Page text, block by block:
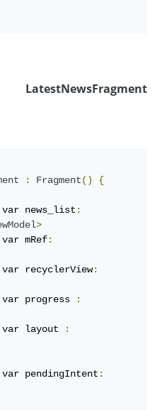
LatestNewsFragment
: Fragment() {
news_list:
>
mRef:
recyclerView:
progress :
layout :
pendingIntent: